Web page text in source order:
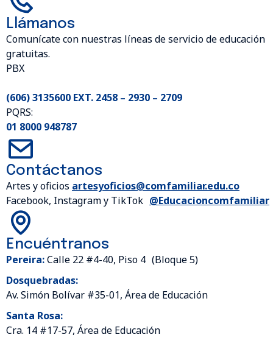
Llámanos
Comunícate con nuestras líneas de servicio de educación
gratuitas.
PBX
(606) 3135600 EXT. 2458 – 2930 – 2709
PQRS:
01 8000 948787
Contáctanos
Artes y oficios artesyoficios@comfamiliar.edu.co
Facebook, Instagram y TikTok @Educacioncomfamiliar
Encuéntranos
Pereira:Calle 22 #4-40, Piso 4 (Bloque 5)
Dosquebradas:
Av. Simón Bolívar #35-01, Área de Educación
Santa Rosa:
Cra. 14 #17-57, Área de Educación